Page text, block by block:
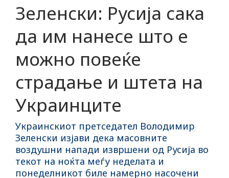
Зеленски: Русија сака
да им нанесе што е
можно повеќе
страдање и штета на
Украинците
Украинскиот претседател Володимир
Зеленски изјави дека масовните
воздушни напади извршени од Русија во
текот на ноќта меѓу неделата и
понеделникот биле намерно насочени